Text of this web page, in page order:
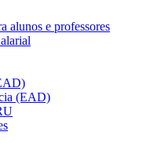
alunos e professores
(EAD)